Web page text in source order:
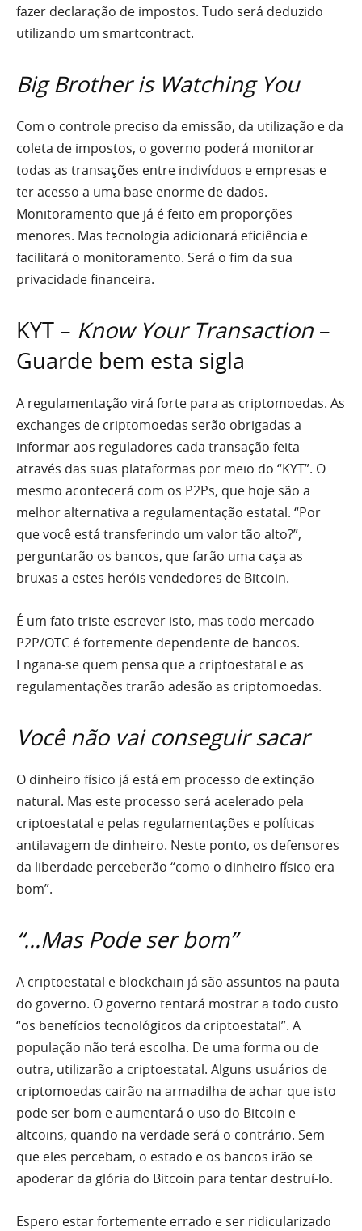
fazer declaração de impostos. Tudo será deduzido
utilizando um smartcontract.
Big Brother is Watching You
Com o controle preciso da emissão, da utilização e da
coleta de impostos, o governo poderá monitorar
todas as transações entre indivíduos e empresas e
ter acesso a uma base enorme de dados.
Monitoramento que já é feito em proporções
menores. Mas tecnologia adicionará eficiência e
facilitará o monitoramento. Será o fim da sua
privacidade financeira.
KYT – Know Your Transaction –
Guarde bem esta sigla
A regulamentação virá forte para as criptomoedas. As
exchanges de criptomoedas serão obrigadas a
informar aos reguladores cada transação feita
através das suas plataformas por meio do “KYT”. O
mesmo acontecerá com os P2Ps, que hoje são a
melhor alternativa a regulamentação estatal. “Por
que você está transferindo um valor tão alto?”,
perguntarão os bancos, que farão uma caça as
bruxas a estes heróis vendedores de Bitcoin.
É um fato triste escrever isto, mas todo mercado
P2P/OTC é fortemente dependente de bancos.
Engana-se quem pensa que a criptoestatal e as
regulamentações trarão adesão as criptomoedas.
Você não vai conseguir sacar
O dinheiro físico já está em processo de extinção
natural. Mas este processo será acelerado pela
criptoestatal e pelas regulamentações e políticas
antilavagem de dinheiro. Neste ponto, os defensores
da liberdade perceberão “como o dinheiro físico era
bom”.
“…Mas Pode ser bom”
A criptoestatal e blockchain já são assuntos na pauta
do governo. O governo tentará mostrar a todo custo
“os benefícios tecnológicos da criptoestatal”. A
população não terá escolha. De uma forma ou de
outra, utilizarão a criptoestatal. Alguns usuários de
criptomoedas cairão na armadilha de achar que isto
pode ser bom e aumentará o uso do Bitcoin e
altcoins, quando na verdade será o contrário. Sem
que eles percebam, o estado e os bancos irão se
apoderar da glória do Bitcoin para tentar destruí-lo.
Espero estar fortemente errado e ser ridicularizado